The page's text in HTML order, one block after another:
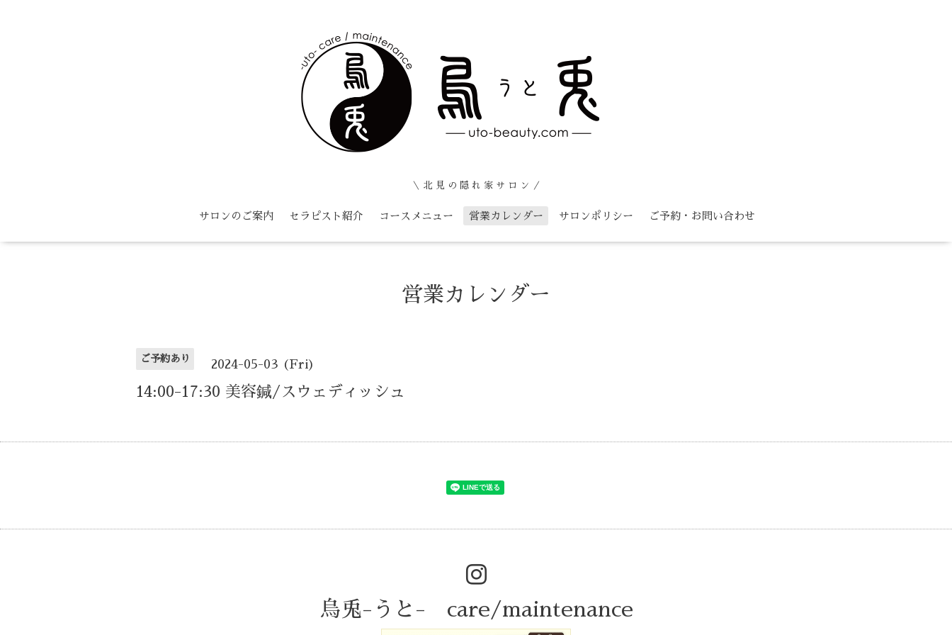
＼ 北 見 の 隠 れ 家 サ ロ ン ／
サロンのご案内 セラピスト紹介 コースメニュー 営業カレンダー サロンポリシー ご予約・お問い合わせ
営業カレンダー
ご予約あり 2024-05-03 (Fri)
14:00-17:30 美容鍼/スウェディッシュ
烏兎-うと- care/maintenance